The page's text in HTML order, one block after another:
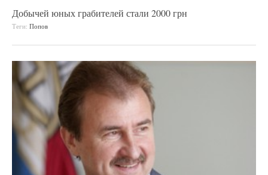
Добычей юных грабителей стали 2000 грн
Теги: Попов